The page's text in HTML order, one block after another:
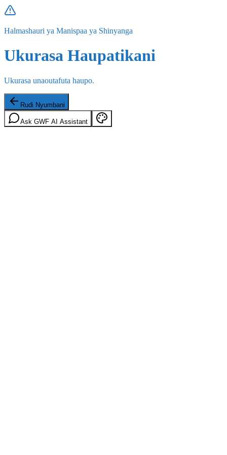
Halmashauri ya Manispaa ya Shinyanga
Ukurasa Haupatikani
Ukurasa unaoutafuta haupo.
Rudi Nyumbani
Ask GWF AI Assistant